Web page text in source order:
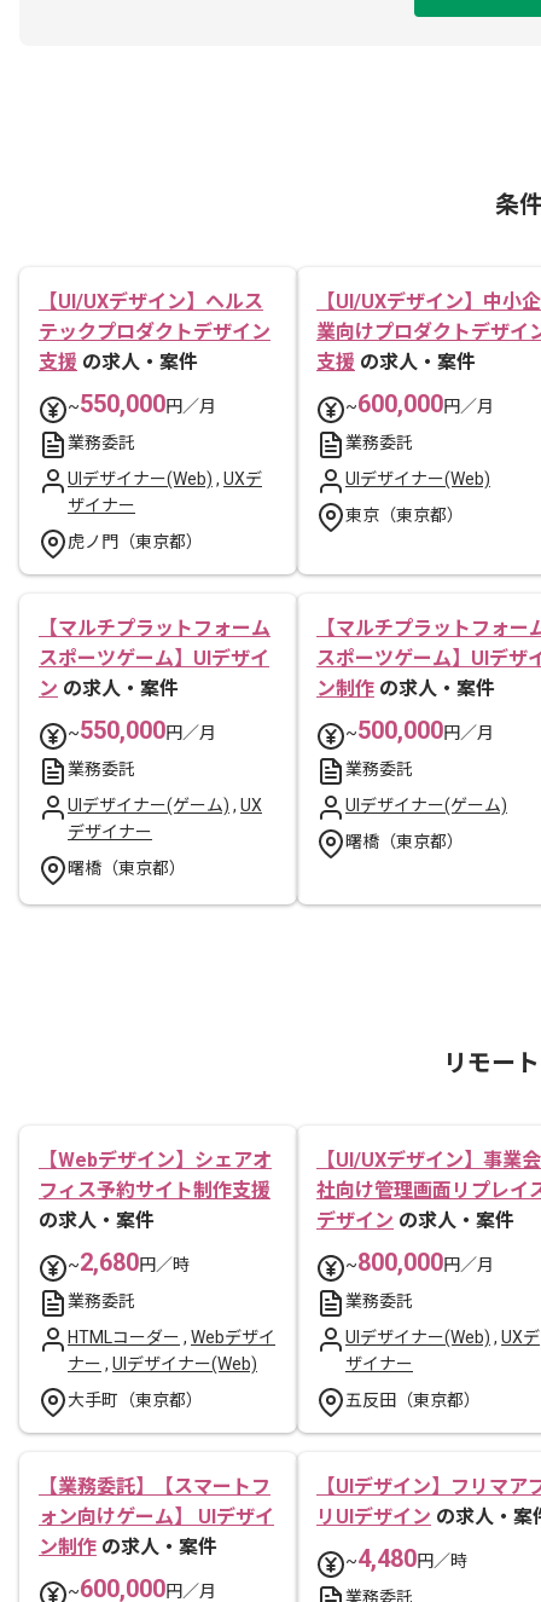
条
【UI/UXデザイン】ヘルス
テックプロダクトデザイン
支援 の求人・案件
~550,000円／月
業務委託
UIデザイナー(Web) , UXデ
ザイナー
虎ノ門（東京都）
【UI/UXデザイン】中小企
業向けプロダクトデザイ
支援 の求人・案件
~600,000円／月
業務委託
UIデザイナー(Web)
東京（東京都）
【マルチプラットフォーム
スポーツゲーム】UIデザイ
ン の求人・案件
~550,000円／月
業務委託
UIデザイナー(ゲーム) , UX
デザイナー
曙橋（東京都）
【マルチプラットフォー
スポーツゲーム】UIデザ
ン制作 の求人・案件
~500,000円／月
業務委託
UIデザイナー(ゲーム)
曙橋（東京都）
リモー
【Webデザイン】シェアオ
フィス予約サイト制作支援
の求人・案件
~2,680円／時
業務委託
HTMLコーダー , Webデザイ
ナー , UIデザイナー(Web)
大手町（東京都）
【UI/UXデザイン】事業会
社向け管理画面リプレイ
デザイン の求人・案件
~800,000円／月
業務委託
UIデザイナー(Web) , UXデ
ザイナー
五反田（東京都）
【業務委託】【スマートフ
ォン向けゲーム】 UIデザイ
ン制作 の求人・案件
~600,000円／月
【UIデザイン】フリマア
リUIデザイン の求人・案
~4,480円／時
業務委託